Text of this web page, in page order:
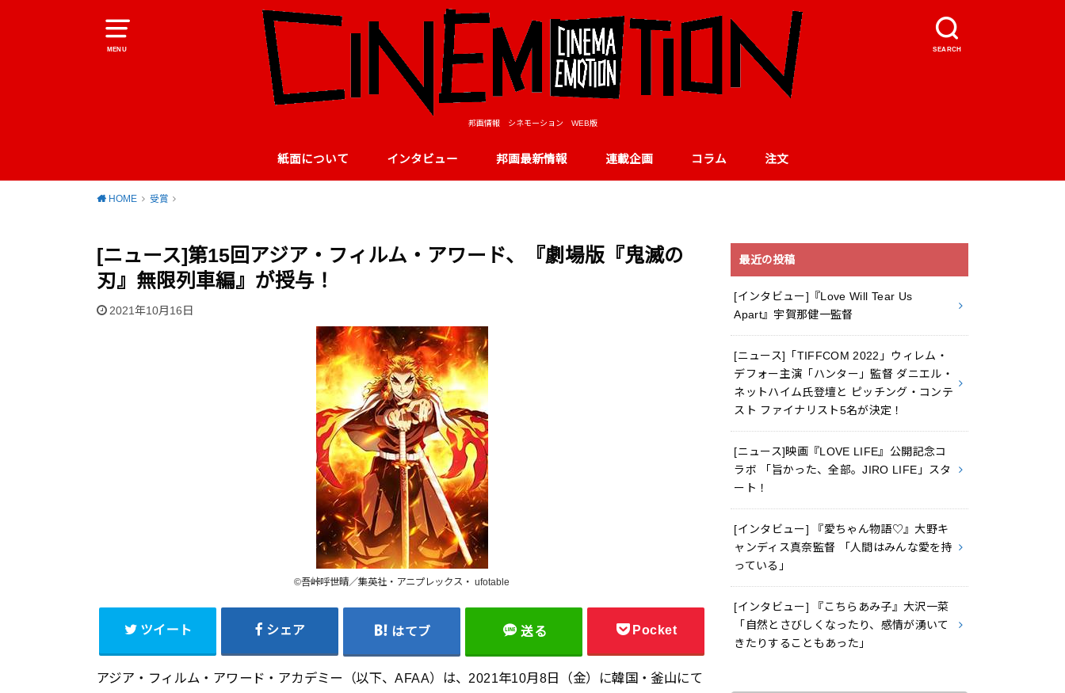
MENU SEARCH
邦画情報 シネモーション WEB版
紙面について インタビュー 邦画最新情報 連載企画 コラム 注文
HOME 受賞
[ニュース]第15回アジア・フィルム・アワード、『劇場版『鬼滅の
刃』無限列車編』が授与！
2021年10月16日
©吾峠呼世晴／集英社・アニプレックス・ ufotable
ツイート シェア はてブ 送る Pocket
アジア・フィルム・アワード・アカデミー（以下、AFAA）は、2021年10月8日（金）に韓国・釜山にて
最近の投稿
[インタビュー]『Love Will Tear Us
Apart』宇賀那健一監督
[ニュース]「TIFFCOM 2022」ウィレム・
デフォー主演「ハンター」監督 ダニエル・
ネットハイム氏登壇と ピッチング・コンテ
スト ファイナリスト5名が決定！
[ニュース]映画『LOVE LIFE』公開記念コ
ラボ 「旨かった、全部。JIRO LIFE」スタ
ート！
[インタビュー] 『愛ちゃん物語♡』大野キ
ャンディス真奈監督 「人間はみんな愛を持
っている」
[インタビュー] 『こちらあみ子』大沢一菜
「自然とさびしくなったり、感情が湧いて
きたりすることもあった」